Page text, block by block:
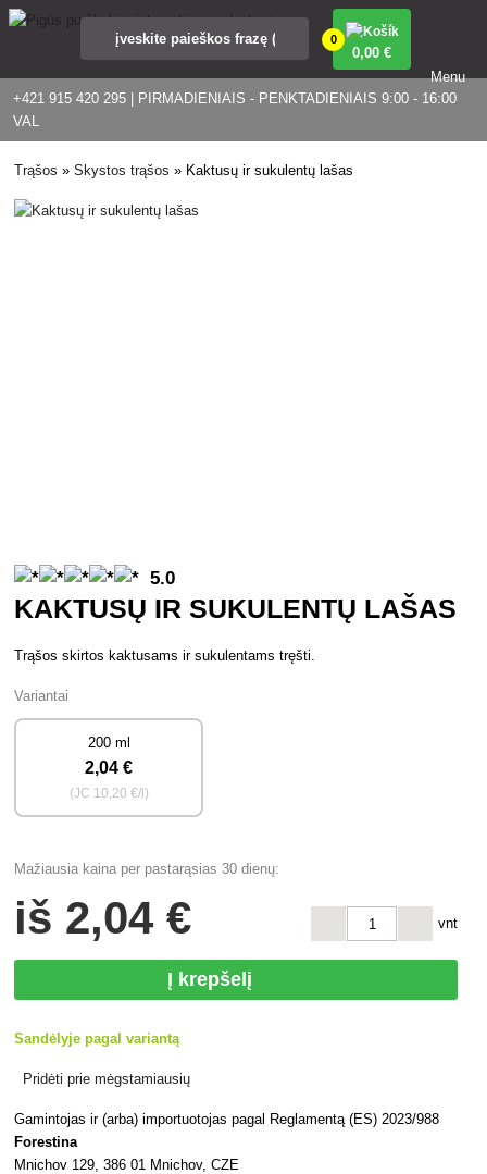
+421 915 420 295 | PIRMADIENIAIS - PENKTADIENIAIS 9:00 - 16:00
VAL
0
0,00 €
Menu
Trąšos »Skystos trąšos » Kaktusų ir sukulentų lašas
5.0
KAKTUSŲ IR SUKULENTŲ LAŠAS
Trąšos skirtos kaktusams ir sukulentams tręšti.
Variantai
200 ml
2,04 €
(JC 10,20 €/l)
Mažiausia kaina per pastarąsias 30 dienų:
iš 2,04 € vnt
Į krepšelį
Sandėlyje pagal variantą
Pridėti prie mėgstamiausių
Gamintojas ir (arba) importuotojas pagal Reglamentą (ES) 2023/988
Forestina
Mnichov 129, 386 01 Mnichov, CZE